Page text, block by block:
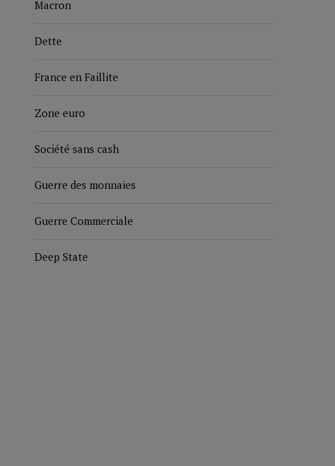
Macron
Dette
France en Faillite
Zone euro
Société sans cash
Guerre des monnaies
Guerre Commerciale
Deep State